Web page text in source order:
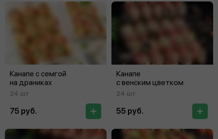
Канапе с семгой
на драниках
24 шт
75 руб.
Канапе
с венским цветком
24 шт
55 руб.